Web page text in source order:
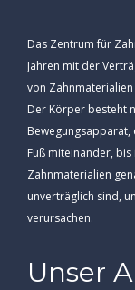
Das Zentrum für
Jahren mit der
von
Der Körper besteht
Fuß miteinander,
Zahnmaterialien
unverträglich sind,
verursachen.
Unser